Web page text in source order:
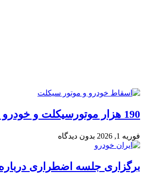
190 هزار موتورسیکلت و خودرو اسقاط شد
فوریه 1, 2026 بدون دیدگاه
برگزاری جلسه اضطراری